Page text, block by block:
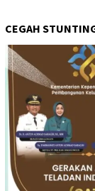
CEGAH